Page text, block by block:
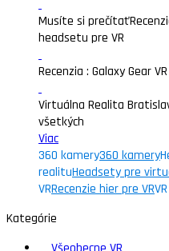
Musíte si prečítať
headsetu pre VR
Recenzia : Galaxy Gear
Virtuálna Realita
všetkých
Viac
360 kamery360 kamery
realituHeadsety pre
VRRecenzie hier pre VR
Kategórie